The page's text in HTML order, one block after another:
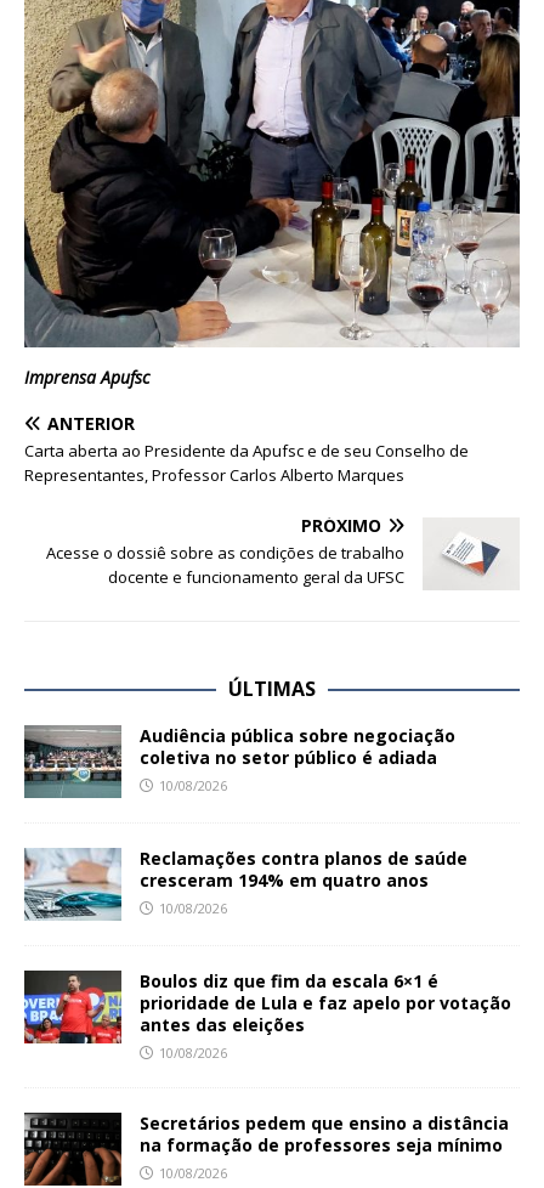
Imprensa Apufsc
ANTERIOR
Carta aberta ao Presidente da Apufsc e de seu Conselho de
Representantes, Professor Carlos Alberto Marques
PRÓXIMO
Acesse o dossiê sobre as condições de trabalho
docente e funcionamento geral da UFSC
ÚLTIMAS
Audiência pública sobre negociação
coletiva no setor público é adiada
10/08/2026
Reclamações contra planos de saúde
cresceram 194% em quatro anos
10/08/2026
Boulos diz que fim da escala 6×1 é
prioridade de Lula e faz apelo por votação
antes das eleições
10/08/2026
Secretários pedem que ensino a distância
na formação de professores seja mínimo
10/08/2026